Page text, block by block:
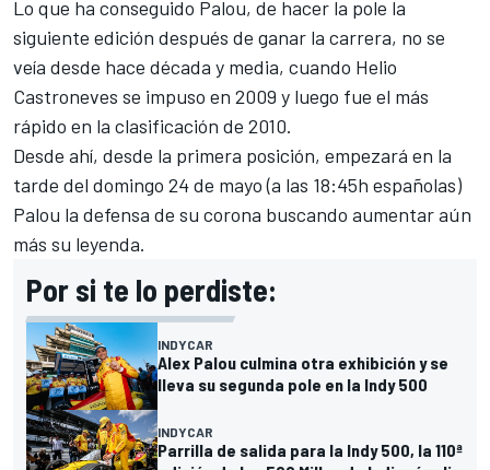
Lo que ha conseguido Palou, de hacer la pole la
siguiente edición después de ganar la carrera, no se
veía desde hace década y media, cuando Helio
Castroneves se impuso en 2009 y luego fue el más
rápido en la clasificación de 2010.
Desde ahí, desde la primera posición, empezará en la
tarde del domingo 24 de mayo (a las 18:45h españolas)
Palou la defensa de su corona buscando aumentar aún
más su leyenda.
Por si te lo perdiste:
INDYCAR
Alex Palou culmina otra exhibición y se
lleva su segunda pole en la Indy 500
INDYCAR
Parrilla de salida para la Indy 500, la 110ª